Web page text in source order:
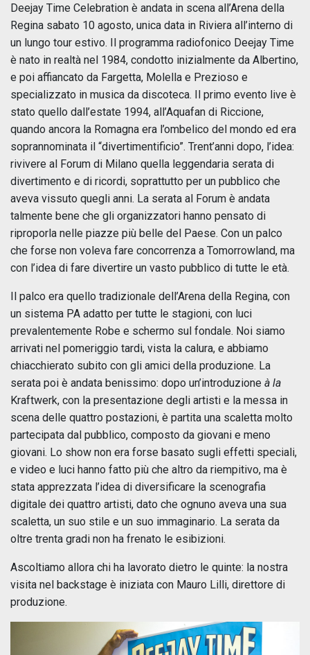
Deejay Time Celebration è andata in scena all’Arena della
Regina sabato 10 agosto, unica data in Riviera all’interno di
un lungo tour estivo. Il programma radiofonico Deejay Time
è nato in realtà nel 1984, condotto inizialmente da Albertino,
e poi affiancato da Fargetta, Molella e Prezioso e
specializzato in musica da discoteca. Il primo evento live è
stato quello dall’estate 1994, all’Aquafan di Riccione,
quando ancora la Romagna era l’ombelico del mondo ed era
soprannominata il “divertimentificio”. Trent’anni dopo, l’idea:
rivivere al Forum di Milano quella leggendaria serata di
divertimento e di ricordi, soprattutto per un pubblico che
aveva vissuto quegli anni. La serata al Forum è andata
talmente bene che gli organizzatori hanno pensato di
riproporla nelle piazze più belle del Paese. Con un palco
che forse non voleva fare concorrenza a Tomorrowland, ma
con l’idea di fare divertire un vasto pubblico di tutte le età.
Il palco era quello tradizionale dell’Arena della Regina, con
un sistema PA adatto per tutte le stagioni, con luci
prevalentemente Robe e schermo sul fondale. Noi siamo
arrivati nel pomeriggio tardi, vista la calura, e abbiamo
chiacchierato subito con gli amici della produzione. La
serata poi è andata benissimo: dopo un’introduzione à la
Kraftwerk, con la presentazione degli artisti e la messa in
scena delle quattro postazioni, è partita una scaletta molto
partecipata dal pubblico, composto da giovani e meno
giovani. Lo show non era forse basato sugli effetti speciali,
e video e luci hanno fatto più che altro da riempitivo, ma è
stata apprezzata l’idea di diversificare la scenografia
digitale dei quattro artisti, dato che ognuno aveva una sua
scaletta, un suo stile e un suo immaginario. La serata da
oltre trenta gradi non ha frenato le esibizioni.
Ascoltiamo allora chi ha lavorato dietro le quinte: la nostra
visita nel backstage è iniziata con Mauro Lilli, direttore di
produzione.